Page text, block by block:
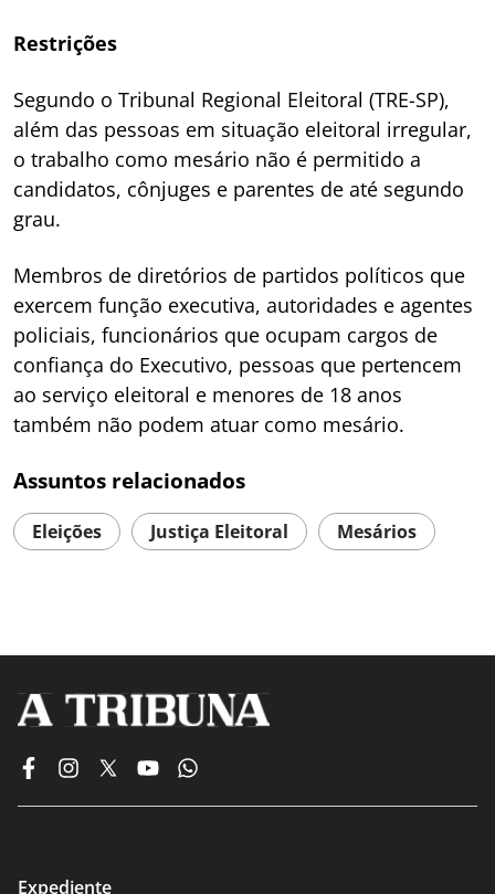
Restrições
Segundo o Tribunal Regional Eleitoral (TRE-SP),
além das pessoas em situação eleitoral irregular,
o trabalho como mesário não é permitido a
candidatos, cônjuges e parentes de até segundo
grau.
Membros de diretórios de partidos políticos que
exercem função executiva, autoridades e agentes
policiais, funcionários que ocupam cargos de
confiança do Executivo, pessoas que pertencem
ao serviço eleitoral e menores de 18 anos
também não podem atuar como mesário.
Assuntos relacionados
Eleições Justiça Eleitoral Mesários
Expediente